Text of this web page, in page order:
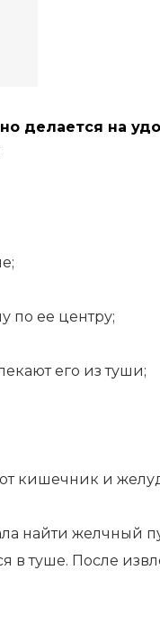
делается на
по ее центру;
его из туши;
кишечник и
найти желчный
в туше. После